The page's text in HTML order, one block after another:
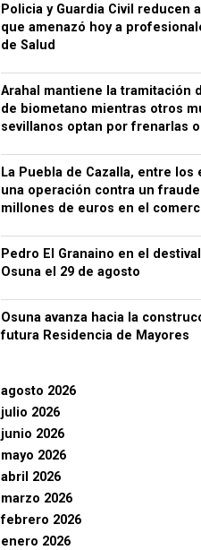
Policia y Guardia Civil reducen
que amenazó hoy a
de Salud
Arahal mantiene la tramitación
de biometano mientras otros
sevillanos optan por frenarlas
La Puebla de Cazalla, entre los
una operación contra un
millones de euros en el
Pedro El Granaino en el
Osuna el 29 de agosto
Osuna avanza hacia la
futura Residencia de Mayores
agosto 2026
julio 2026
junio 2026
mayo 2026
abril 2026
marzo 2026
febrero 2026
enero 2026